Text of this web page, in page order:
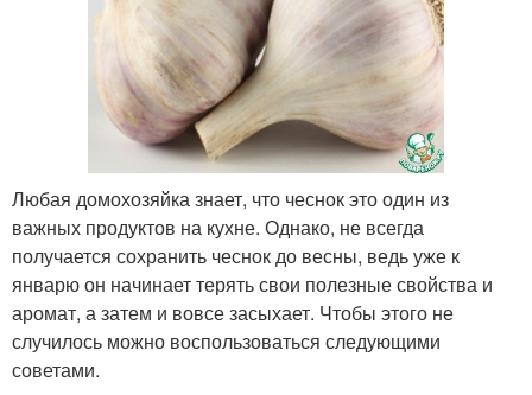
Любая домохозяйка знает, что чеснок это один из
важных продуктов на кухне. Однако, не всегда
получается сохранить чеснок до весны, ведь уже к
январю он начинает терять свои полезные свойства и
аромат, а затем и вовсе засыхает. Чтобы этого не
случилось можно воспользоваться следующими
советами.